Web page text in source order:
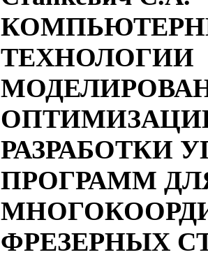
ТЕХНОЛОГИИ
РАЗРАБОТКИ
ПРОГРАММ
ФРЕЗЕРНЫХ